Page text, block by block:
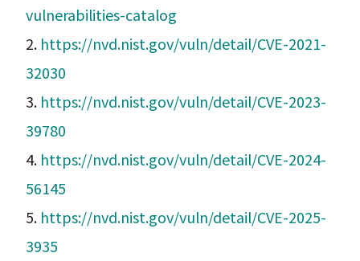
vulnerabilities-catalog
2. https://nvd.nist.gov/vuln/detail/CVE-2021-
32030
3. https://nvd.nist.gov/vuln/detail/CVE-2023-
39780
4. https://nvd.nist.gov/vuln/detail/CVE-2024-
56145
5. https://nvd.nist.gov/vuln/detail/CVE-2025-
3935